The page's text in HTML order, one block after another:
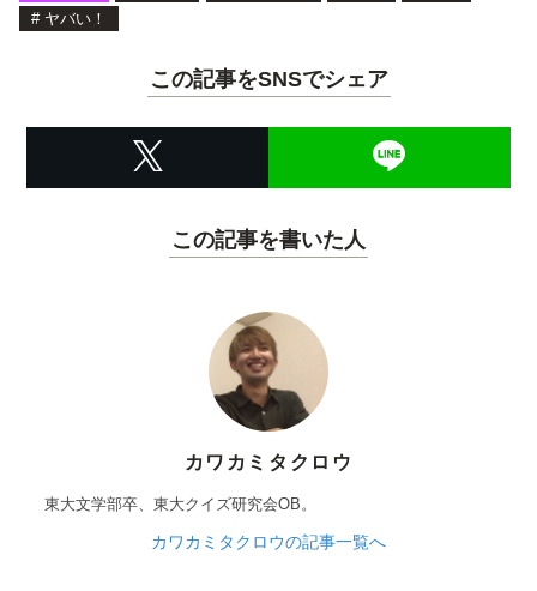
# ヤバい！
この記事をSNSでシェア
この記事を書いた人
カワカミタクロウ
東大文学部卒、東大クイズ研究会OB。
カワカミタクロウの記事一覧へ